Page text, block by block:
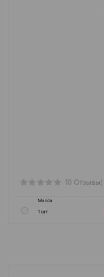
(0 Отзывы)
Масса
1 шт